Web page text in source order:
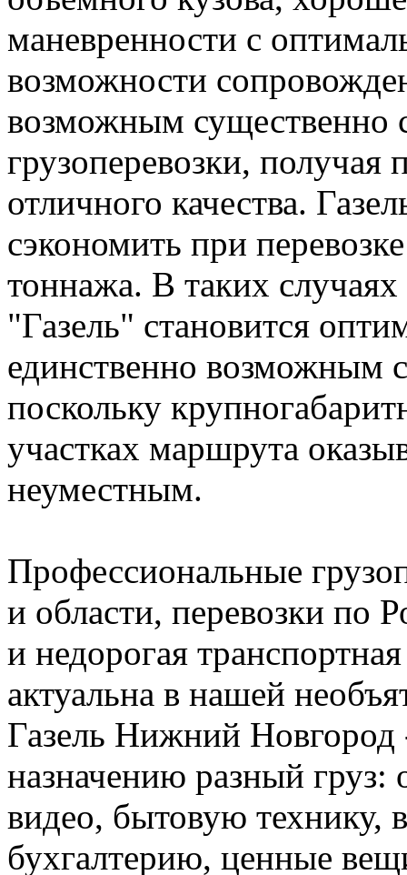
маневренности с
возможности
возможным существенно
грузоперевозки,
отличного качества.
сэкономить при
тоннажа. В таких случаях
"Газель" становится
единственно возможным
поскольку
участках маршрута
неуместным.
Профессиональные
и области, перевозки по
и недорогая
актуальна в нашей
Газель Нижний Новгород
назначению разный груз:
видео, бытовую технику,
бухгалтерию, ценные